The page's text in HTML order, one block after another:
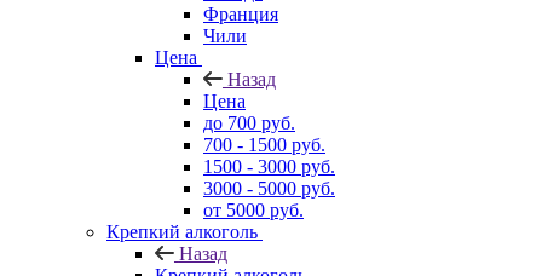
Франция
Чили
Цена
Назад
Цена
до 700 руб.
700 - 1500 руб.
1500 - 3000 руб.
3000 - 5000 руб.
от 5000 руб.
Крепкий алкоголь
Назад